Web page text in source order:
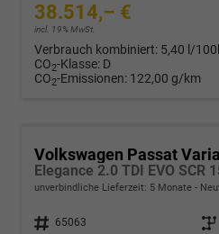
38.514,– €
incl. 19% MwSt.
Verbrauch kombiniert: 5,40 l/
CO2-Klasse: D
CO2-Emissionen: 122,00 g/km
Volkswagen Passat
unverbindliche Lieferzeit: 5 Monate
Fahrzeugnr. 65063 Getriebe